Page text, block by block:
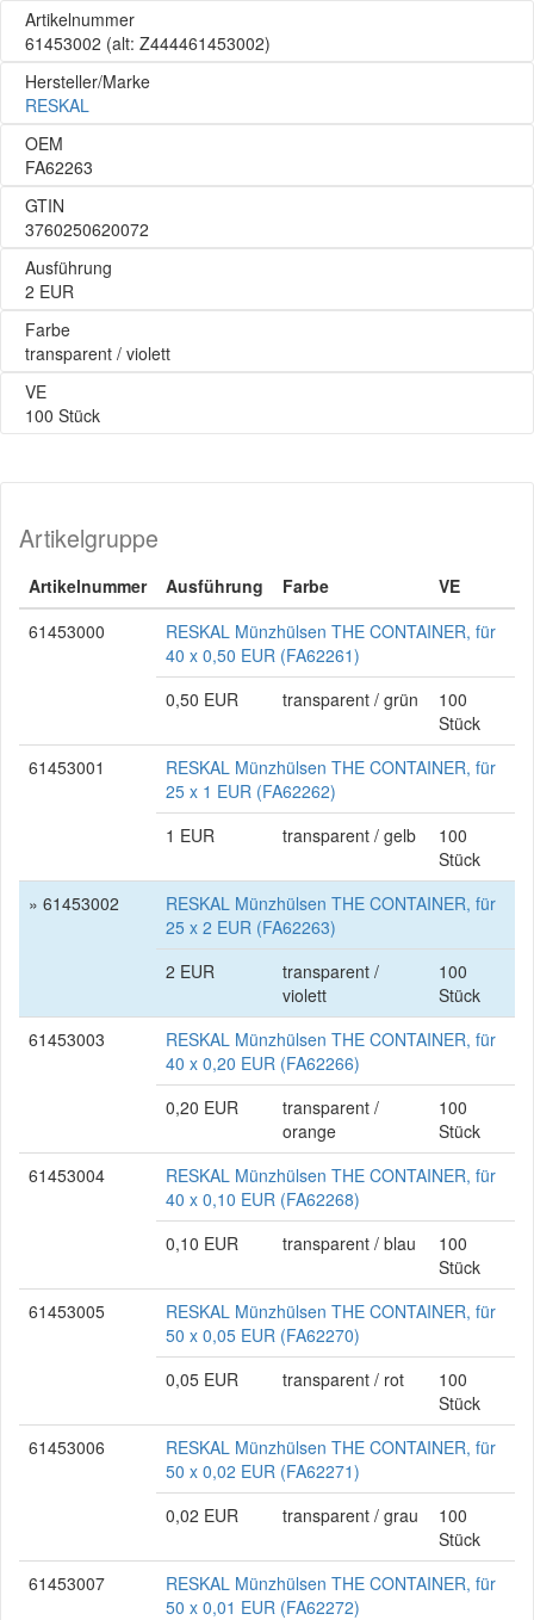
Artikelnummer
61453002 (alt: Z444461453002)
Hersteller/Marke
RESKAL
OEM
FA62263
GTIN
3760250620072
Ausführung
2 EUR
Farbe
transparent / violett
VE
100 Stück
Artikelgruppe
Artikelnummer Ausführung Farbe
VE
61453000
RESKAL Münzhülsen THE CONTAINER, für
40 x 0,50 EUR (FA62261)
0,50 EUR
transparent / grün
100
Stück
61453001
RESKAL Münzhülsen THE CONTAINER, für
25 x 1 EUR (FA62262)
1 EUR
transparent / gelb
100
Stück
» 61453002
RESKAL Münzhülsen THE CONTAINER, für
25 x 2 EUR (FA62263)
2 EUR
transparent /
violett
100
Stück
61453003
RESKAL Münzhülsen THE CONTAINER, für
40 x 0,20 EUR (FA62266)
0,20 EUR
transparent /
orange
100
Stück
61453004
RESKAL Münzhülsen THE CONTAINER, für
40 x 0,10 EUR (FA62268)
0,10 EUR
transparent / blau
100
Stück
61453005
RESKAL Münzhülsen THE CONTAINER, für
50 x 0,05 EUR (FA62270)
0,05 EUR
transparent / rot
100
Stück
61453006
RESKAL Münzhülsen THE CONTAINER, für
50 x 0,02 EUR (FA62271)
0,02 EUR
transparent / grau
100
Stück
61453007
RESKAL Münzhülsen THE CONTAINER, für
50 x 0,01 EUR (FA62272)